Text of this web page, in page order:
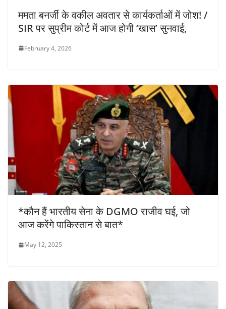
ममता बनर्जी के वकील अवतार से कार्यकर्ताओं में जोश! /
SIR पर सुप्रीम कोर्ट में आज होगी ‘खास’ सुनवाई,
February 4, 2026
*कौन हैं भारतीय सेना के DGMO राजीव घई, जो
आज करेंगे पाकिस्‍तान से बात*
May 12, 2025